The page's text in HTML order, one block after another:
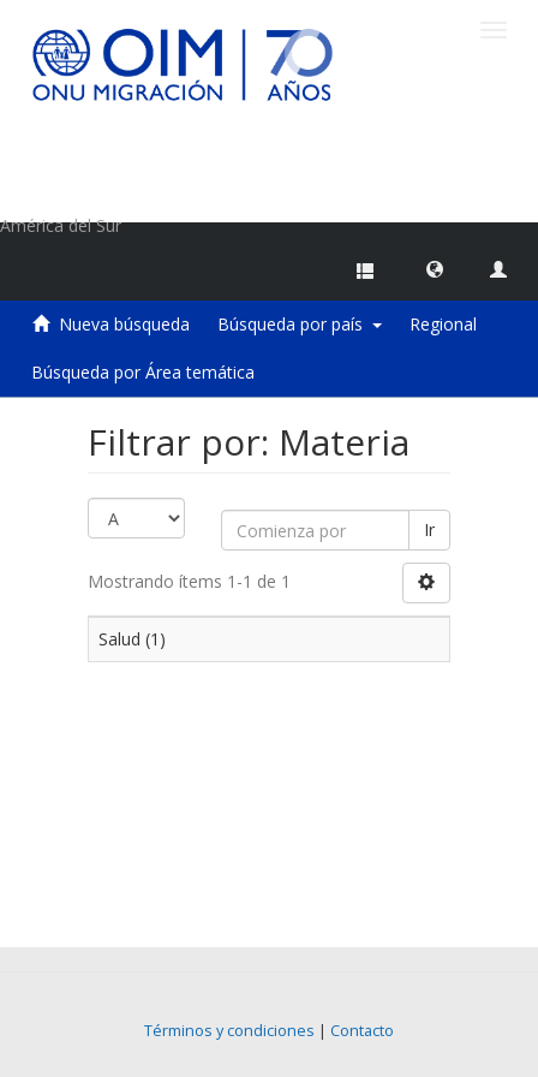
América del Sur
Nueva búsqueda Búsqueda por país Regional
Búsqueda por Área temática
Filtrar por: Materia
Ir
Mostrando ítems 1-1 de 1
Salud (1)
Términos y condiciones | Contacto